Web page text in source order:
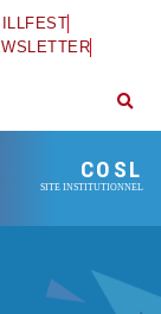
COSL
SITE INSTITUTIONNEL